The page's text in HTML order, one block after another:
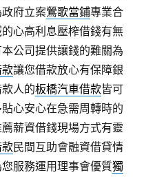
府立案鶯歌當鋪專業合
心高利息壓榨借錢有無
公司提供讓錢的難關為
款讓您借款放心有保障銀
人的板橋汽車借款皆可
心安心在急需周轉時的
薪資借錢現場方式有靈
民間互助會融資借貸情
服務運用理事會優質獨